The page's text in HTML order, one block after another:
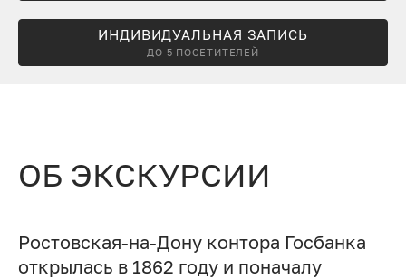
ИНДИВИДУАЛЬНАЯ ЗАПИСЬ
ДО 5 ПОСЕТИТЕЛЕЙ
ОБ ЭКСКУРСИИ
Ростовская-на-Дону контора Госбанка
открылась в 1862 году и поначалу